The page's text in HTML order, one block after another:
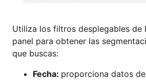
Utiliza los filtros desplegables de
panel para obtener las
que buscas:
Fecha: proporciona datos